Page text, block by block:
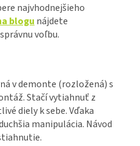
najvhodnejšieho
blogu nájdete
voľbu.
v demonte (rozložená) s
Stačí vytiahnuť z
diely k sebe. Vďaka
manipulácia. Návod